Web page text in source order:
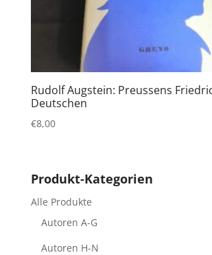
Rudolf Augstein: Preussens
Deutschen
€8,00
Produkt-Kategorien
Alle Produkte
Autoren A-G
Autoren H-N